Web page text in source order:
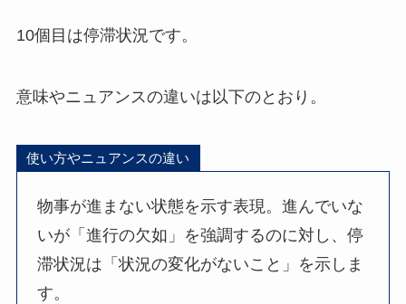
10個目は停滞状況です。
意味やニュアンスの違いは以下のとおり。
使い方やニュアンスの違い
物事が進まない状態を示す表現。進んでいな
いが「進行の欠如」を強調するのに対し、停
滞状況は「状況の変化がないこと」を示しま
す。